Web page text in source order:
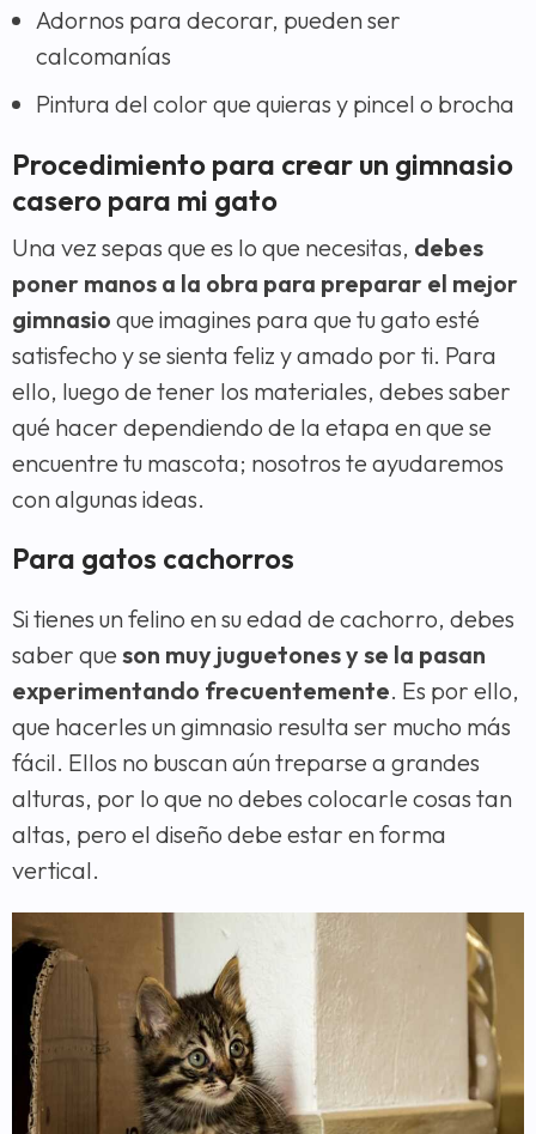
Adornos para decorar, pueden ser
calcomanías
Pintura del color que quieras y pincel o brocha
Procedimiento para crear un gimnasio
casero para mi gato
Una vez sepas que es lo que necesitas, debes
poner manos a la obra para preparar el mejor
gimnasio que imagines para que tu gato esté
satisfecho y se sienta feliz y amado por ti. Para
ello, luego de tener los materiales, debes saber
qué hacer dependiendo de la etapa en que se
encuentre tu mascota; nosotros te ayudaremos
con algunas ideas.
Para gatos cachorros
Si tienes un felino en su edad de cachorro, debes
saber que son muy juguetones y se la pasan
experimentando frecuentemente. Es por ello,
que hacerles un gimnasio resulta ser mucho más
fácil. Ellos no buscan aún treparse a grandes
alturas, por lo que no debes colocarle cosas tan
altas, pero el diseño debe estar en forma
vertical.